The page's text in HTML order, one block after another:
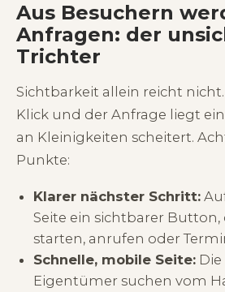
Aus Besuchern
Anfragen: der
Trichter
Sichtbarkeit allein reicht
Klick und der Anfrage liegt
an Kleinigkeiten scheitert.
Punkte:
Klarer nächster Schritt:
Seite ein sichtbarer
starten, anrufen oder
Schnelle, mobile Seite:Die
Eigentümer suchen vom